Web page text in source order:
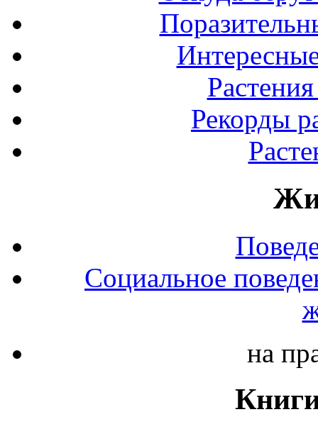
Рекорды
Социальное
на